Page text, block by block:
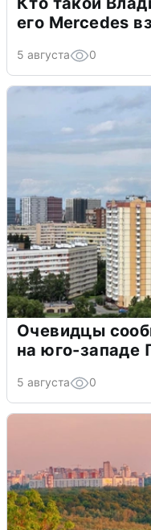
его Mercedes
5 августа 0
Очевидцы
на юго-западе
5 августа 0